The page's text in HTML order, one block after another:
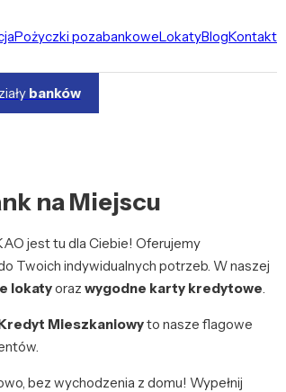
Pożyczki pozabankoweLokatyBlogKontakt
banków
na Miejscu
jest tu dla Ciebie! Oferujemy
Twoich indywidualnych potrzeb. W naszej
lokatyoraz wygodne karty kredytowe.
Mieszkaniowyto nasze flagowe
bez wychodzenia z domu! Wypełnij